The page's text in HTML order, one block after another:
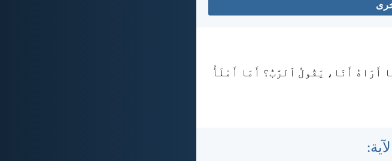
أَرَاهُ أَنَا، يَقُولُ ٱلرَّبُّ؟ أَمَا أَمْلَأُ